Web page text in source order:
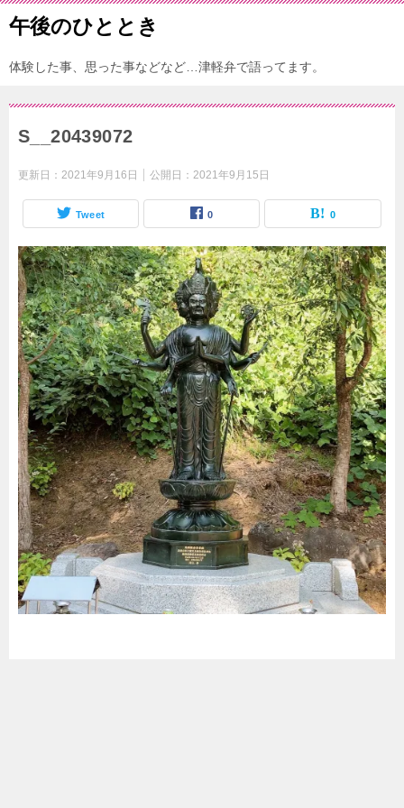
午後のひととき
体験した事、思った事などなど…津軽弁で語ってます。
S__20439072
更新日： 2021年9月16日 公開日： 2021年9月15日
Tweet 0 0